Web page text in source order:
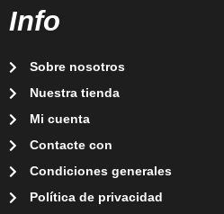
Info
Sobre nosotros
Nuestra tienda
Mi cuenta
Contacte con
Condiciones generales
Política de privacidad